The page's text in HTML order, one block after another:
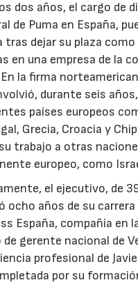
dos años, el cargo de
de Puma en España,
tras dejar su plaza
en una empresa de la
la firma
durante seis
países europeos
Grecia, Croacia y
trabajo a otras
europeo, como
el ejecutivo, de
ocho años de su carrera
España, compañía en
de gerente nacional de
profesional de
por su